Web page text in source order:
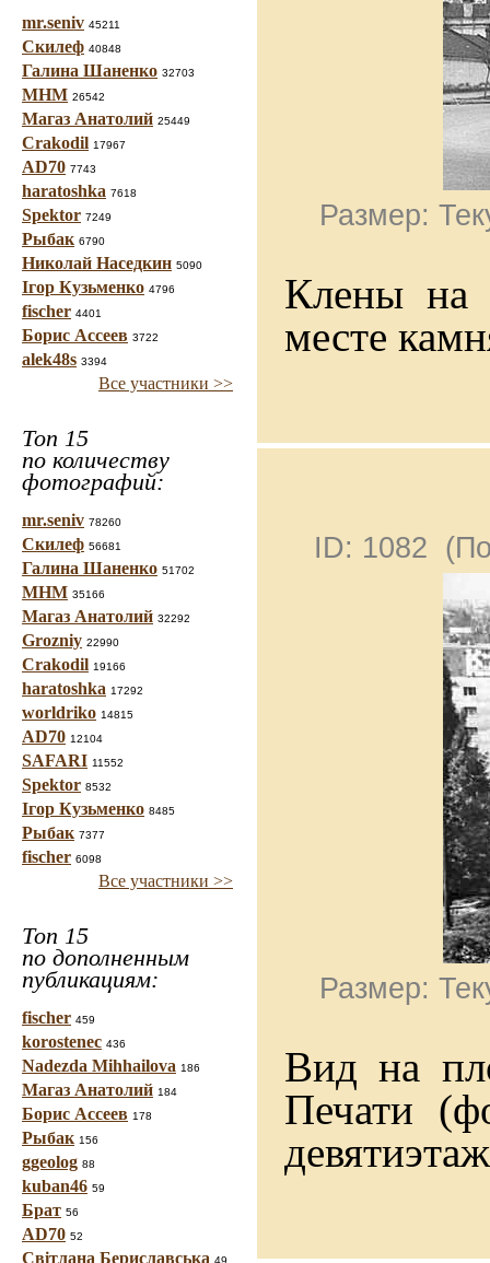
mr.seniv 45211
Скилеф 40848
Галина Шаненко 32703
МНМ 26542
Магаз Анатолий 25449
Crakodil 17967
AD70 7743
haratoshka 7618
Spektor 7249
Рыбак 6790
Николай Наседкин 5090
Ігор Кузьменко 4796
fischer 4401
Борис Ассеев 3722
alek48s 3394
Все участники >>
Топ 15
по количеству
фотографий:
mr.seniv 78260
Скилеф 56681
Галина Шаненко 51702
МНМ 35166
Магаз Анатолий 32292
Grozniy 22990
Crakodil 19166
haratoshka 17292
worldriko 14815
AD70 12104
SAFARI 11552
Spektor 8532
Ігор Кузьменко 8485
Рыбак 7377
fischer 6098
Все участники >>
Топ 15
по дополненным
публикациям:
fischer 459
korostenec 436
Nadezda Mihhailova 186
Магаз Анатолий 184
Борис Ассеев 178
Рыбак 156
ggeolog 88
kuban46 59
Брат 56
AD70 52
Світлана Бериславська 49
Размер:
Клены на
месте
ID: 1082
Размер:
Вид на
Печати